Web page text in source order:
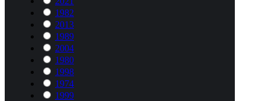
1982
2013
1989
2004
1980
1998
1974
1999